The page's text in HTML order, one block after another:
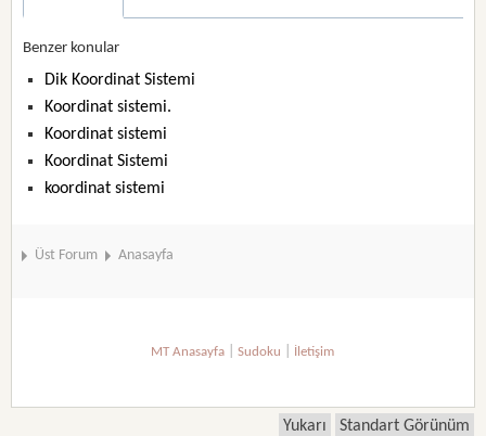
Benzer konular
Dik Koordinat Sistemi
Koordinat sistemi.
Koordinat sistemi
Koordinat Sistemi
koordinat sistemi
Üst Forum Anasayfa
MT Anasayfa |Sudoku İletişim
Yukarı Standart Görünüm